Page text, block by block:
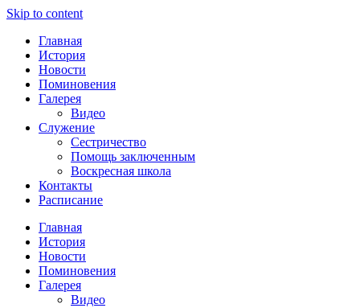
Skip to content
Главная
История
Новости
Поминовения
Галерея
Видео
Служение
Сестричество
Помощь заключенным
Воскресная школа
Контакты
Расписание
Главная
История
Новости
Поминовения
Галерея
Видео